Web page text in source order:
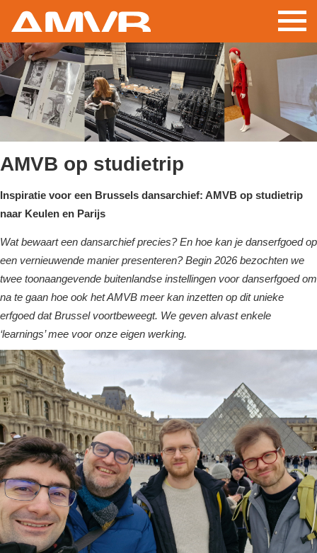
main
content
AMVB op studietrip
Inspiratie voor een Brussels dansarchief: AMVB op studietrip
naar Keulen en Parijs
Wat bewaart een dansarchief precies? En hoe kan je danserfgoed op
een vernieuwende manier presenteren? Begin 2026 bezochten we
twee toonaangevende buitenlandse instellingen voor danserfgoed om
na te gaan hoe ook het AMVB meer kan inzetten op dit unieke
erfgoed dat Brussel voortbeweegt. We geven alvast enkele
‘learnings’ mee voor onze eigen werking.